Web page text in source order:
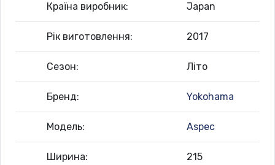
Країна виробник: Japan
Рік виготовлення: 2017
Сезон: Літо
Бренд: Yokohama
Модель: Aspec
Ширина: 215